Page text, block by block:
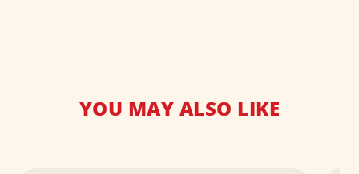
YOU MAY ALSO LIKE